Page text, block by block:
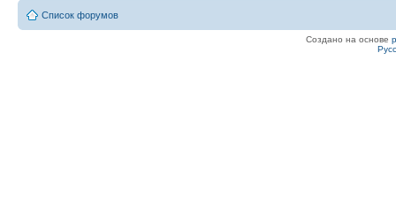
Список форумов
Создано на основе